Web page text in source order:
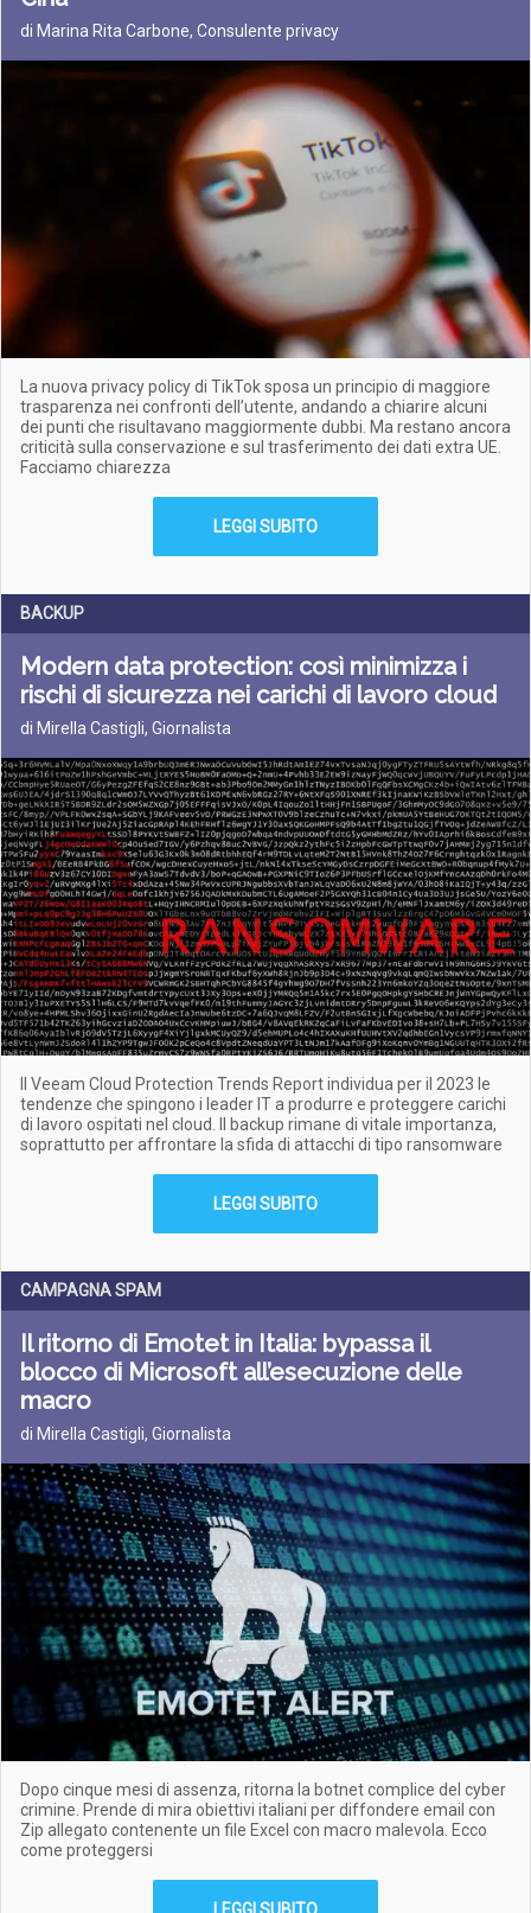
di Marina Rita Carbone, Consulente privacy
La nuova privacy policy di TikTok sposa un principio di maggiore
trasparenza nei confronti dell’utente, andando a chiarire alcuni
dei punti che risultavano maggiormente dubbi. Ma restano ancora
criticità sulla conservazione e sul trasferimento dei dati extra UE.
Facciamo chiarezza
LEGGI SUBITO
BACKUP
Modern data protection: così minimizza i
rischi di sicurezza nei carichi di lavoro cloud
di Mirella Castigli, Giornalista
Il Veeam Cloud Protection Trends Report individua per il 2023 le
tendenze che spingono i leader IT a produrre e proteggere carichi
di lavoro ospitati nel cloud. Il backup rimane di vitale importanza,
soprattutto per affrontare la sfida di attacchi di tipo ransomware
LEGGI SUBITO
CAMPAGNA SPAM
Il ritorno di Emotet in Italia: bypassa il
blocco di Microsoft all’esecuzione delle
macro
di Mirella Castigli, Giornalista
Dopo cinque mesi di assenza, ritorna la botnet complice del cyber
crimine. Prende di mira obiettivi italiani per diffondere email con
Zip allegato contenente un file Excel con macro malevola. Ecco
come proteggersi